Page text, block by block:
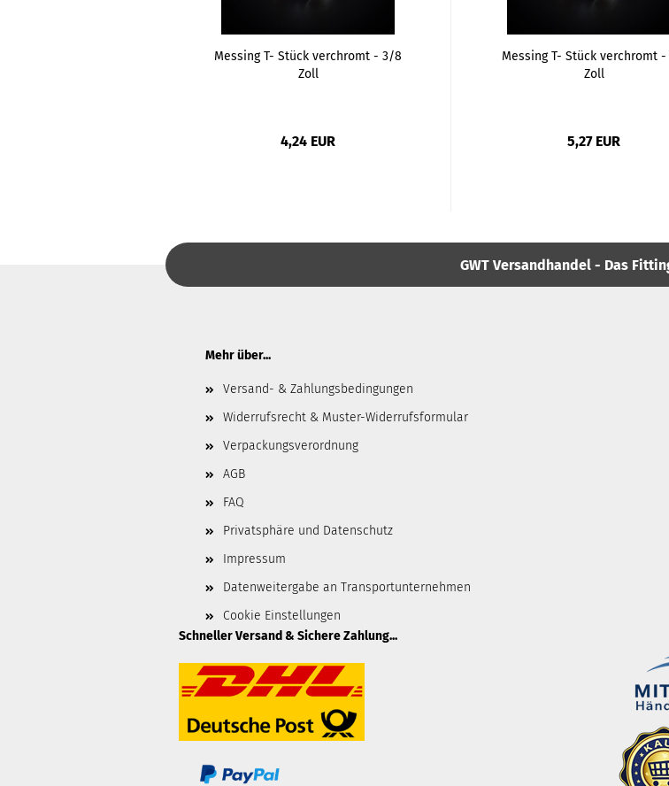
Messing T- Stück verchromt - 3/8
Zoll
4,24 EUR
Messing T- Stück verchromt -
Zoll
5,27 EUR
GWT Versandhandel - Das
Mehr über...
Versand- & Zahlungsbedingungen
Widerrufsrecht & Muster-Widerrufsformular
Verpackungsverordnung
AGB
FAQ
Privatsphäre und Datenschutz
Impressum
Datenweitergabe an Transportunternehmen
Cookie Einstellungen
Schneller Versand & Sichere Zahlung...